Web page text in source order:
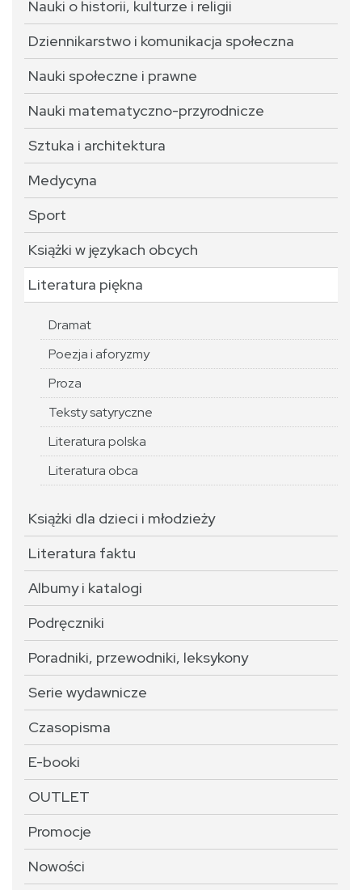
Nauki o historii, kulturze i religii
Dziennikarstwo i komunikacja społeczna
Nauki społeczne i prawne
Nauki matematyczno-przyrodnicze
Sztuka i architektura
Medycyna
Sport
Książki w językach obcych
Literatura piękna
Dramat
Poezja i aforyzmy
Proza
Teksty satyryczne
Literatura polska
Literatura obca
Książki dla dzieci i młodzieży
Literatura faktu
Albumy i katalogi
Podręczniki
Poradniki, przewodniki, leksykony
Serie wydawnicze
Czasopisma
E-booki
OUTLET
Promocje
Nowości